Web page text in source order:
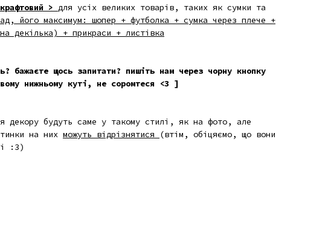
> для усіх великих товарів, таких як сумки та
його максимум: шопер + футболка + сумка через плече +
декілька) + прикраси + листівка
бажаєте щось запитати? пишіть нам через чорну кнопку
нижньому куті, не соромтеся <3 ]
декору будуть саме у такому стилі , як на фото, але
на них можуть відрізнятися
(втім, обіцяємо, що вони
:3)